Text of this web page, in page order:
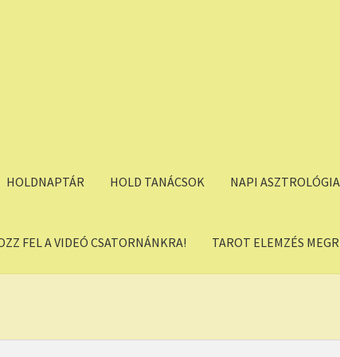
HOLDNAPTÁR HOLD TANÁCSOK NAPI ASZTROLÓGIA
FEL A VIDEÓ CSATORNÁNKRA! TAROT ELEMZÉS